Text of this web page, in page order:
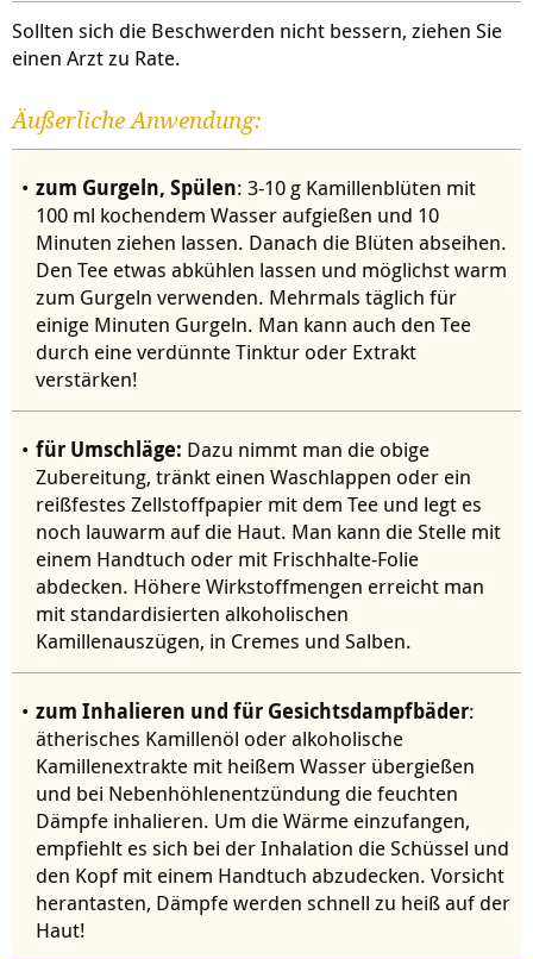
Sollten sich die Beschwerden nicht bessern, ziehen Sie
einen Arzt zu Rate.
Äußerliche Anwendung:
zum Gurgeln, Spülen: 3-10 g Kamillenblüten mit
100 ml kochendem Wasser aufgießen und 10
Minuten ziehen lassen. Danach die Blüten abseihen.
Den Tee etwas abkühlen lassen und möglichst warm
zum Gurgeln verwenden. Mehrmals täglich für
einige Minuten Gurgeln. Man kann auch den Tee
durch eine verdünnte Tinktur oder Extrakt
verstärken!
für Umschläge: Dazu nimmt man die obige
Zubereitung, tränkt einen Waschlappen oder ein
reißfestes Zellstoffpapier mit dem Tee und legt es
noch lauwarm auf die Haut. Man kann die Stelle mit
einem Handtuch oder mit Frischhalte-Folie
abdecken. Höhere Wirkstoffmengen erreicht man
mit standardisierten alkoholischen
Kamillenauszügen, in Cremes und Salben.
zum Inhalieren und für Gesichtsdampfbäder:
ätherisches Kamillenöl oder alkoholische
Kamillenextrakte mit heißem Wasser übergießen
und bei Nebenhöhlenentzündung die feuchten
Dämpfe inhalieren. Um die Wärme einzufangen,
empfiehlt es sich bei der Inhalation die Schüssel und
den Kopf mit einem Handtuch abzudecken. Vorsicht
herantasten, Dämpfe werden schnell zu heiß auf der
Haut!